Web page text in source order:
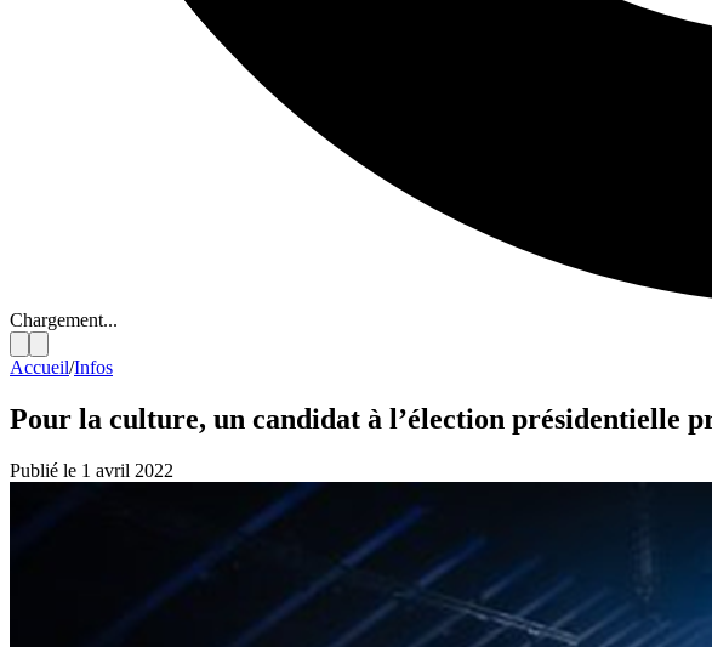
Chargement...
Accueil/Infos
Pour la culture, un candidat à l’élection présidentielle
Publié le 1 avril 2022